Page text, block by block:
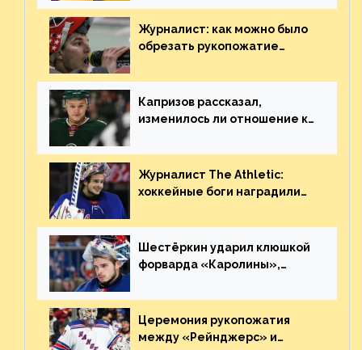
броске бутылкой в Кадри
Журналист: как можно было
обрезать рукопожатие
Плохая работа, ESPN
Капризов рассказал,
изменилось ли отношение к
Украине
Журналист The Athletic:
хоккейные боги наградили
великолепную игру
Шестёркин ударил клюшкой
форварда «Каролины»,
пятаке. Видео
Церемония рукопожатия
между «Рейнджерс» и